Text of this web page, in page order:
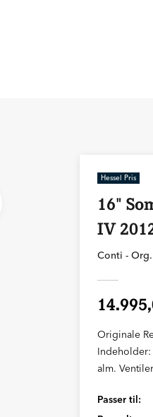
Hessel Pris
16"
IV
Conti -
Originale
alm.
Passer til: